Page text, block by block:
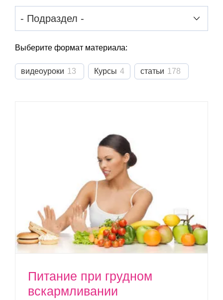
Выберите формат материала:
видеоуроки 13 Курсы 4 статьи 178
Питание при грудном
вскармливании